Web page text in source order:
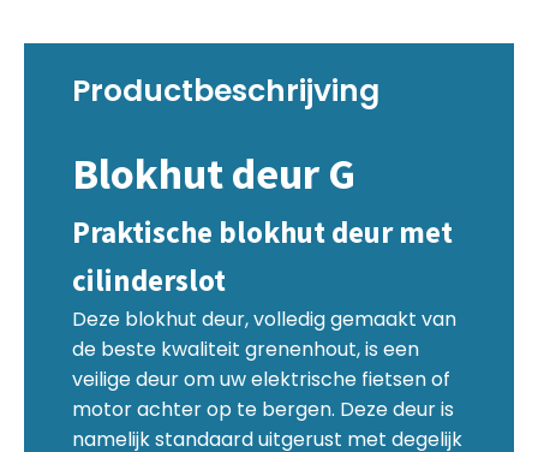
Productbeschrijving
Blokhut deur G
Praktische blokhut deur met
cilinderslot
Deze blokhut deur, volledig gemaakt van
de beste kwaliteit grenenhout, is een
veilige deur om uw elektrische fietsen of
motor achter op te bergen. Deze deur is
namelijk standaard uitgerust met degelijk